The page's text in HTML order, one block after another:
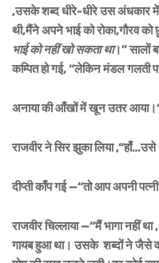
,उसके शब्द धीरे-धीरे उस अंधकार में
थी,मैंने अपने भाई को रोका,गौरव
भाई को नहीं खो सकता था।” सालों
कम्पित हो गई, “लेकिन मंडल गलती
अनाया की आँखों में खून उतर
राजवीर ने सिर झुका लिया ,“हाँ…उसे
दीप्ती काँप गई —“तो आप अपनी
राजवीर चिल्लाया —“मैं भागा नहीं
गायब हुआ था। उसके शब्दों ने जैसे